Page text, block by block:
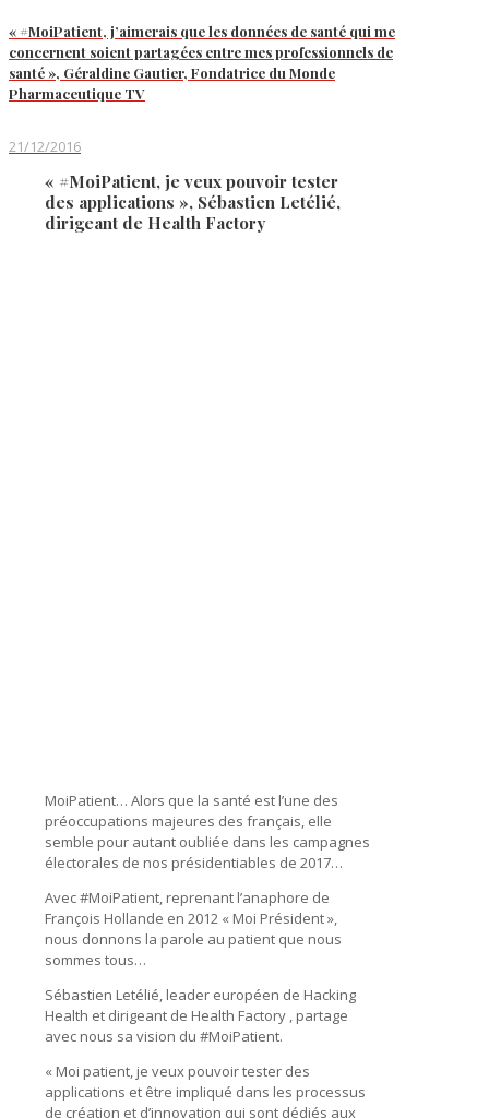
« #MoiPatient, j’aimerais que les données de santé qui me
concernent soient partagées entre mes professionnels de
santé », Géraldine Gautier, Fondatrice du Monde
Pharmaceutique TV
21/12/2016
« #MoiPatient, je veux pouvoir tester
des applications », Sébastien Letélié,
dirigeant de Health Factory
MoiPatient… Alors que la santé est l’une des
préoccupations majeures des français, elle
semble pour autant oubliée dans les campagnes
électorales de nos présidentiables de 2017…
Avec #MoiPatient, reprenant l’anaphore de
François Hollande en 2012 « Moi Président »,
nous donnons la parole au patient que nous
sommes tous…
Sébastien Letélié, leader européen de Hacking
Health et dirigeant de Health Factory , partage
avec nous sa vision du #MoiPatient.
« Moi patient, je veux pouvoir tester des
applications et être impliqué dans les processus
de création et d’innovation qui sont dédiés aux